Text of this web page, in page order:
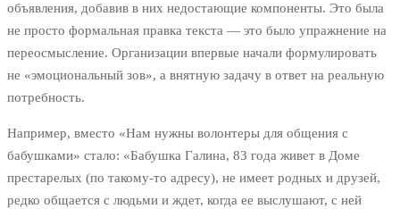
объявления, добавив в них недостающие компоненты. Это была
не просто формальная правка текста — это было упражнение на
переосмысление. Организации впервые начали формулировать
не «эмоциональный зов», а внятную задачу в ответ на реальную
потребность.
Например, вместо «Нам нужны волонтеры для общения с
бабушками» стало: «Бабушка Галина, 83 года живет в Доме
престарелых (по такому-то адресу), не имеет родных и друзей,
редко общается с людьми и ждет, когда ее выслушают, с ней